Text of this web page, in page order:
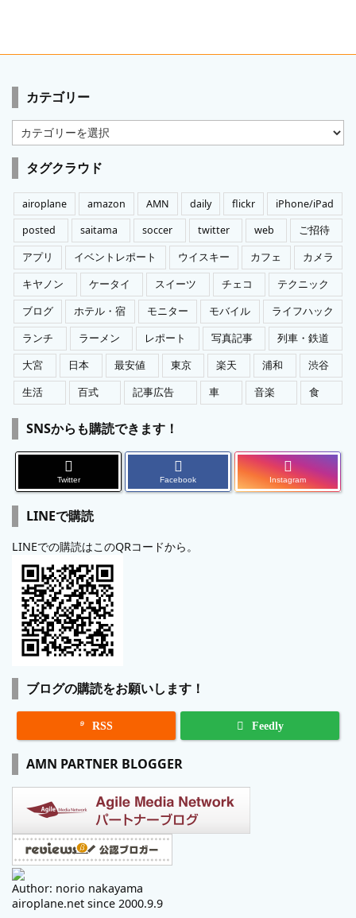
カテゴリー
テ
ゴ
ー
タグクラウド
airoplane amazon AMN daily flickr
iPhone/iPad
posted
saitama soccer twitter web
ご招待
アプリ
イベントレポート ウイスキー カフェ
カメラ
キヤノン
ケータイ スイーツ チェコ
テクニック
ブログ
ホテル・宿 モニター モバイル
ライフハック
ランチ
ラーメン レポート 写真記事
列車・鉄道
大宮
日本 最安値 東京 楽天 浦和
渋谷
生活
百式 記事広告 車 音楽 食
SNSからも購読できます！
Twitter Facebook Instagram
LINEで購読
LINEでの購読はこのQRコードから。
ブログの購読をお願いします！
 RSS Feedly
AMN PARTNER BLOGGER
Author: norio nakayama
airoplane.net since 2000.9.9